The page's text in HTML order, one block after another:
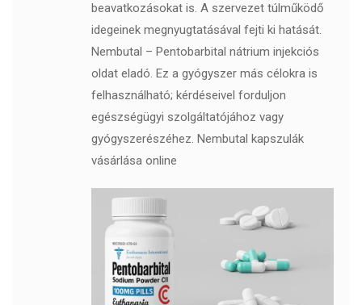
beavatkozásokat is. A szervezet túlműködő
idegeinek megnyugtatásával fejti ki hatását.
Nembutal – Pentobarbital nátrium injekciós
oldat eladó. Ez a gyógyszer más célokra is
felhasználható; kérdéseivel forduljon
egészségügyi szolgáltatójához vagy
gyógyszerészéhez. Nembutal kapszulák
vásárlása online